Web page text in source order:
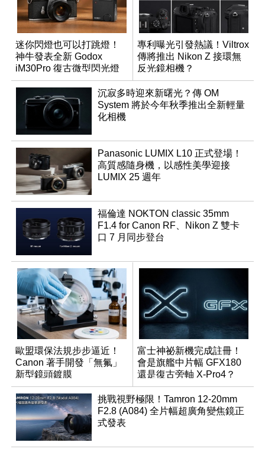
迷你閃燈也可以打跳燈！
神牛發表全新 Godox
iM30Pro 復古微型閃光燈
專利曝光引發熱議！Viltrox
傳將推出 Nikon Z 接環無
反光鏡相機？
沉寂多時迎來新曙光？傳 OM
System 將於今年秋季推出全新輕量
化相機
Panasonic LUMIX L10 正式登場！
高質感隨身機，以感性美學迎接
LUMIX 25 週年
福倫達 NOKTON classic 35mm
F1.4 for Canon RF、Nikon Z 雙卡
口 7 月同步登台
歐盟環保法規步步逼近！
Canon 著手開發「無氟」
新型鏡頭鍍膜
富士神祕新機完成註冊！
會是旗艦中片幅 GFX180
還是復古旁軸 X-Pro4？
挑戰視野極限！Tamron 12-20mm
F2.8 (A084) 全片幅超廣角變焦鏡正
式發表